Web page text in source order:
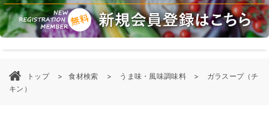
トップ 食材検索 うま味・風味調味料
ガラスープ（チ
キン）